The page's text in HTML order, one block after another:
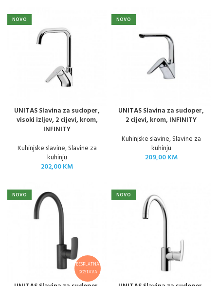
NOVO
UNITAS Slavina za sudoper,
visoki izljev, 2 cijevi, krom,
INFINITY
Kuhinjske slavine,Slavine za
kuhinju
202,00KM
NOVO
UNITAS Slavina za sudoper,
2 cijevi, krom, INFINITY
Kuhinjske slavine,Slavine za
kuhinju
209,00KM
NOVO
BESPLATNA
DOSTAVA
NOVO